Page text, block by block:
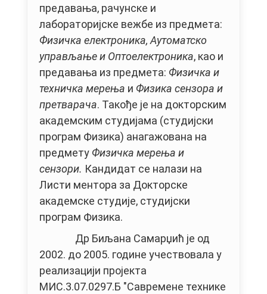
предавања, рачунске и
лабораторијске вежбе из предмета:
Физичка електроника, Аутоматско
управљање и Оптоелектроника, као и
предавања из предмета: Физичка и
техничка мерења и Физика сензора и
претварача. Такође је на докторским
академским студијама (студијски
програм Физика) анагажована на
предмету Физичка мерења и
сензори. Кандидат се налази на
Листи ментора за Докторске
академске студије, студијски
програм Физика.
Др Биљана Самарџић је од
2002. до 2005. године учествовала у
реализацији пројекта
МИС.3.07.0297.Б "Савремене технике